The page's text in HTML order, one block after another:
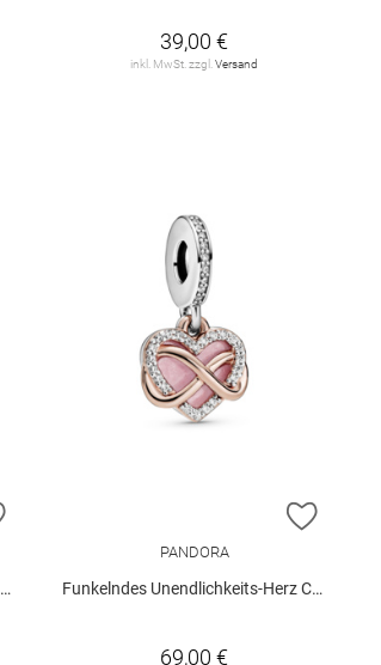
39,00 €
inkl. MwSt. zzgl.Versand
ZUR
PANDORA
Funkelndes Unendlichkeits-Herz Charm-Anhänger
69,00 €